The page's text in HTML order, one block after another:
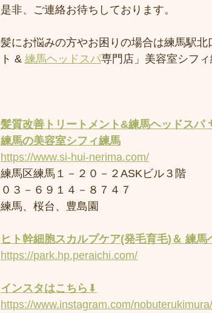
是非、ご連絡お待ちしております。
髪にお悩みの方やお困りの場合は練馬駅
ト & 練馬ヘッドスパ専門店」美容室シフ
髪質改善トリートメント&練馬ヘッドスパ
練馬の美容室シフィ練馬
https://www.si-hui-nerima.com/
練馬区練馬１－２０－２ASKビル３階
０３－６９１４－８７４７
練馬、桜台、豊島園
ヒト幹細胞スカルプケア(発毛育毛)＆ 練馬
https://park.hp.peraichi.com/
インスタはこちら ⬇︎
https://www.instagram.com/nobuterukimura/